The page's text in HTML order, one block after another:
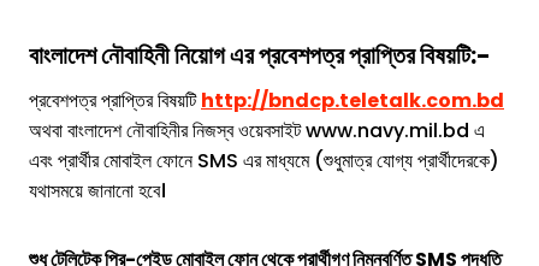
বাংলাদেশ নৌবাহিনীনিয়োগ এর প্রবেশপত্র প্রাপ্তির বিষয়টি:-
প্রবেশপত্র প্রাপ্তির বিষয়টিhttp://bndcp.teletalk.com.bd
অথবা বাংলাদেশ নৌবাহিনীর নিজস্ব ওয়েবসাইট www.navy.mil.bd এ
এবং প্রার্থীর মোবাইল ফোনে SMS এর মাধ্যমে (শুধুমাত্র যোগ্য প্রার্থীদেরকে)
যথাসময়ে জানানো হবে।
শুধু টেলিটেক প্রি-পেইড মোবাইল ফোন থেকে প্রার্থীগণ নিম্নবর্ণিত SMS পদ্ধতি